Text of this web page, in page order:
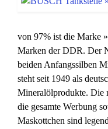
von 97% ist die Marke
Marken der DDR. Der
beiden Anfangssilben
steht seit 1949 als
Mineralölprodukte. Die
die gesamte Werbung
Maskottchen sind